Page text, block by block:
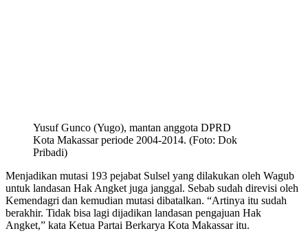
Yusuf Gunco (Yugo), mantan anggota DPRD
Kota Makassar periode 2004-2014. (Foto: Dok
Pribadi)
Menjadikan mutasi 193 pejabat Sulsel yang dilakukan oleh Wagub
untuk landasan Hak Angket juga janggal. Sebab sudah direvisi oleh
Kemendagri dan kemudian mutasi dibatalkan. “Artinya itu sudah
berakhir. Tidak bisa lagi dijadikan landasan pengajuan Hak
Angket,” kata Ketua Partai Berkarya Kota Makassar itu.